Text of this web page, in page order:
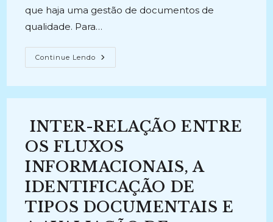
que haja uma gestão de documentos de
qualidade. Para…
Continue Lendo INTER-
RELAÇÃO
INFORMACIONAIS,
IDENTIFICAÇÃO
DE
TIPOS
DOCUMENTAIS
E
A
AVALIAÇÃO
DOCUMENTOS:
Um
Modelo
Processual
Para
INTER-RELAÇÃO ENTRE
OS FLUXOS
INFORMACIONAIS, A
IDENTIFICAÇÃO DE
TIPOS DOCUMENTAIS E